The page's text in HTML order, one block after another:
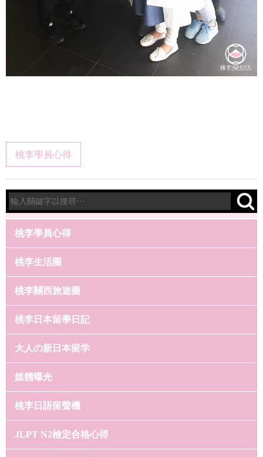
桃李學員心得
桃李學員心得
桃李生活圈
桃李關西旅遊圈
桃李日本留學日記
大人の新日本留学
媒體曝光
桃李日語留聲機
JLPT N2檢定合格心得